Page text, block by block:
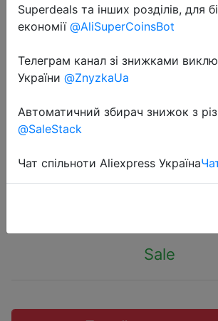
2022-04-15
Внешний аккумулятор
Redmi 20000mAh 18W
Sale
Superdeals та інших розділів, для
економії @AliSuperCoinsBot
Телеграм канал зі знижками
України @ZnyzkaUa
Автоматичний збирач знижок з
@SaleStack
Чат спільноти Aliexpress Україна